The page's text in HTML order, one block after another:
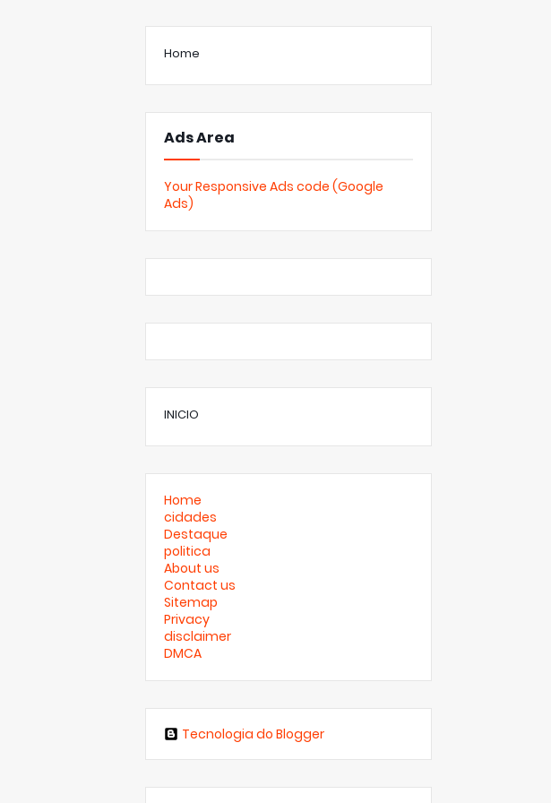
Home
Ads Area
Your Responsive Ads code (Google
Ads)
INICIO
Home
cidades
Destaque
politica
About us
Contact us
Sitemap
Privacy
disclaimer
DMCA
Tecnologia do Blogger